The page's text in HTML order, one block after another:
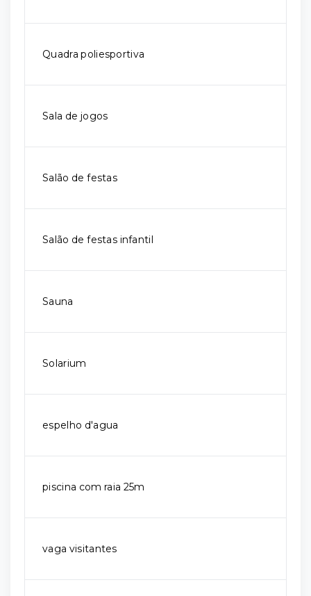
Quadra poliesportiva
Sala de jogos
Salão de festas
Salão de festas infantil
Sauna
Solarium
espelho d'agua
piscina com raia 25m
vaga visitantes